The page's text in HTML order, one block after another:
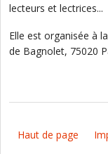
lecteurs et lectrices...
Elle est organisée à
de Bagnolet, 75020
Haut de page